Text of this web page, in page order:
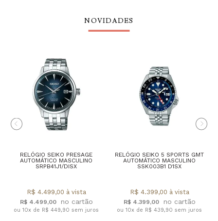
NOVIDADES
RELÓGIO SEIKO PRESAGE
AUTOMÁTICO MASCULINO
SRPB41J1/DISX
R$ 4.499,00
R$ 4.499,00 à vista
ou 10x de R$ 449,90 sem juros
RELÓGIO SEIKO 5 SPORTS GMT
AUTOMÁTICO MASCULINO
SSK003B1 D1SX
R$ 4.399,00
R$ 4.399,00 à vista
ou 10x de R$ 439,90 sem juros